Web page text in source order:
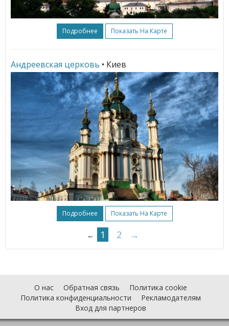
Подробнее Показать На Карте
Андреевская церковь • Киев
Подробнее Показать На Карте
← 1 2 →
О нас Обратная связь
Политика cookie
Политика конфиденциальности
Рекламодателям
Вход для партнеров